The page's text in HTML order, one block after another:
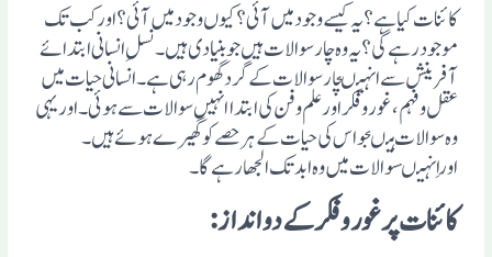
کائنات کیا ہے ؟ یہ کیسے وجود میں آئی ؟ کیوں وجود میں آئی ؟ اور کب تک
موجود رہے گی ؟ یہ وہ چار سوالات ہیں جو بنیادی ہیں ۔ نسلِ انسانی ابتدائے
آفرینش سے انہیںچارسوالات کے گرد گھوم رہی ہے ۔انسانی حیات میں
عقل وفہم ،غور وفکر اور علم وفن کی ابتداانہیں سوالات سے ہوئی۔اوریہی
وہ سوالات ہیںجواس کی حیات کے ہرحصے کوگھیرے ہوئے ہیں۔
اوراِنہیںسوالات میں وہ ابدتک الجھارہے گا۔
کائنات پر غور وفکر کے دو انداز: